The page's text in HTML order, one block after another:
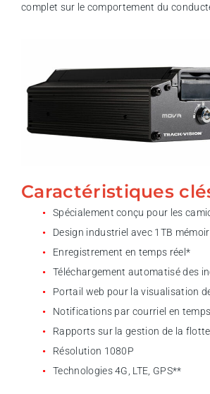
complet sur le comportement du
Caractéristiques
Spécialement conçu pour les
Design industriel avec 1TB
Enregistrement en temps réel*
Téléchargement automatisé des
Portail web pour la visualisation
Notifications par courriel en temps
Rapports sur la gestion de la flotte
Résolution 1080P
Technologies 4G, LTE, GPS**